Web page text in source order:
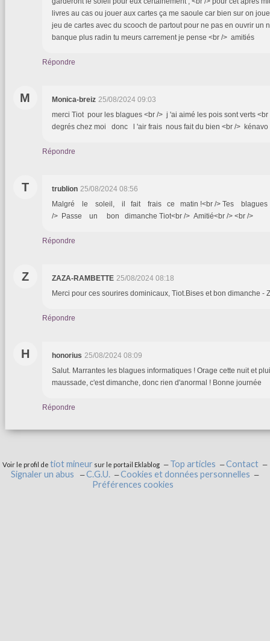
livres au cas ou jouer aux cartes ça me saoule car bien sur on
jeu de cartes avec du scooch de partout pour ne pas en ouvrir un
banque plus radin tu meurs carrement je pense <br /> amitiés
Répondre
M Monica-breiz 25/08/2024 09:03
merci Tiot pour les blagues <br /> j 'ai aimé les pois sont verts
degrés chez moi donc l 'air frais nous fait du bien <br />
Répondre
T trublion 25/08/2024 08:56
Malgré le soleil, il fait frais ce matin !<br /> Tes blagues
/> Passe un bon dimanche Tiot<br /> Amitié<br /> <br />
Répondre
Z ZAZA-RAMBETTE 25/08/2024 08:18
Merci pour ces sourires dominicaux, Tiot.Bises et bon dimanche -
Répondre
H honorius 25/08/2024 08:09
Salut. Marrantes les blagues informatiques ! Orage cette nuit et
maussade, c'est dimanche, donc rien d'anormal ! Bonne journée
Répondre
Voir le profil de tiot mineur sur le portail Eklablog Top articles
Contact
Signaler un abus
C.G.U.
Cookies et données personnelles
Préférences cookies